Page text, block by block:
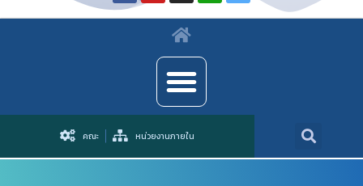
คณะ หน่วยงานภายใน